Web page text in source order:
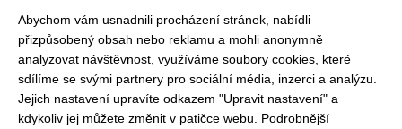
Yate stanové kolíky ocel
sada 6ks
Pinguin Tornado 3
Duralu
Abychom vám usnadnili procházení stránek, nabídli
přizpůsobený obsah nebo reklamu a mohli anonymně
analyzovat návštěvnost, využíváme soubory cookies, které
sdílíme se svými partnery pro sociální média, inzerci a analýzu.
Jejich nastavení upravíte odkazem "Upravit nastavení" a
kdykoliv jej můžete změnit v patičce webu. Podrobnější